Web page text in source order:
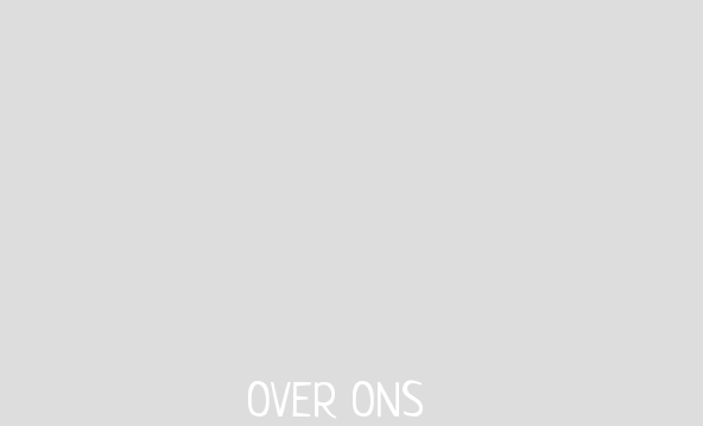
OVER ONS